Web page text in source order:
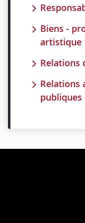
Biens -
artistique
Relations
Relations
publiques